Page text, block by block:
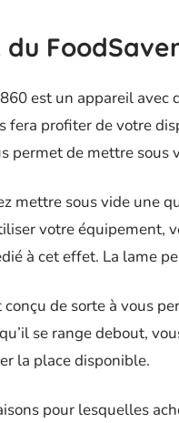
du
est un appareil avec
fera profiter de votre
permet de mettre sous
mettre sous vide une
votre équipement,
à cet effet. La lame
conçu de sorte à vous
se range debout,
la place disponible.
pour lesquelles